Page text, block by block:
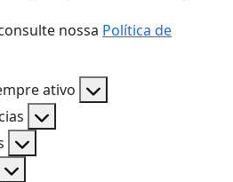
nossa Política de
ativo